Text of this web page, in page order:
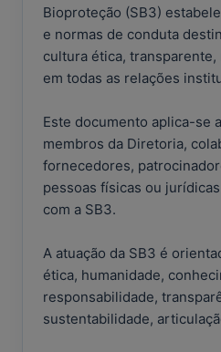
Bioproteção (SB3)
e normas de conduta
cultura ética,
em todas as relações
Este documento aplica-se
membros da Diretoria,
fornecedores,
pessoas físicas ou
com a SB3.
A atuação da SB3 é
ética, humanidade,
responsabilidade,
sustentabilidade,